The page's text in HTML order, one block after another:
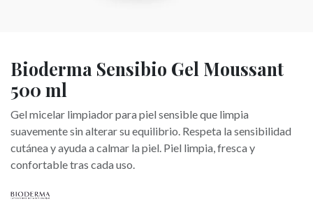
Bioderma Sensibio Gel Moussant
500 ml
Gel micelar limpiador para piel sensible que limpia
suavemente sin alterar su equilibrio. Respeta la sensibilidad
cutánea y ayuda a calmar la piel. Piel limpia, fresca y
confortable tras cada uso.